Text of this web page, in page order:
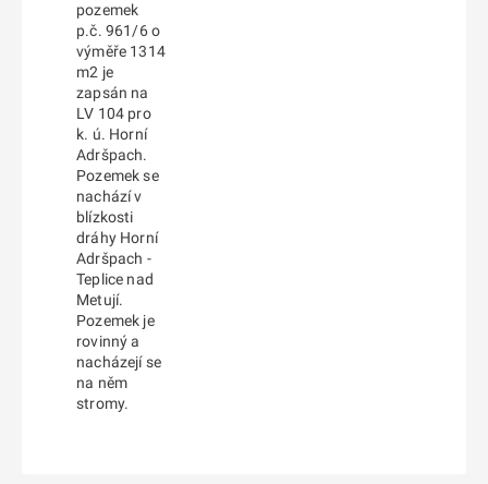
pozemek
p.č. 961/6 o
výměře 1314
m2 je
zapsán na
LV 104 pro
k. ú. Horní
Adršpach.
Pozemek se
nachází v
blízkosti
dráhy Horní
Adršpach -
Teplice nad
Metují.
Pozemek je
rovinný a
nacházejí se
na něm
stromy.